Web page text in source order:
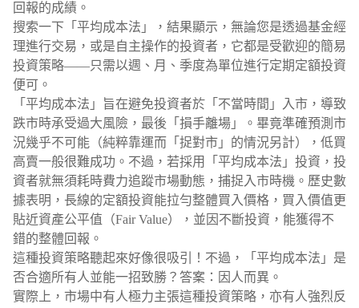
回報的成績。
搜索一下「平均成本法」，結果顯示，無論您是透過基金經
理進行交易，或是自主操作的投資者，它都是受歡迎的簡易
投資策略——只需以週、月、季度為單位進行定期定額投資
便可。
「平均成本法」旨在避免投資者於「不當時間」入市，導致
跌市時承受過大風險，最後「損手離場」。畢竟準確預測市
況幾乎不可能（純粹靠運而「捉對市」的情況另計），低買
高賣一般很難成功。不過，若採用「平均成本法」投資，投
資者就無須耗時費力追蹤市場動態，捕捉入市時機。歷史數
據表明，長線的定額投資能拉勻整體買入價格，買入價值更
貼近資產公平值（Fair Value），並因不斷投資，能獲得不
錯的整體回報。
這種投資策略聽起來好像很吸引！不過，「平均成本法」是
否合適所有人並能一招致勝？答案：因人而異。
實際上，市場中有人極力主張這種投資策略，亦有人強烈反